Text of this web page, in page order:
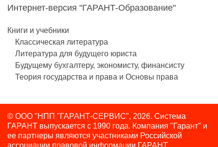
Интернет-версия "ГАРАНТ-Образование"
Книги и учебники
Классическая литература
Литература для будущего юриста
Будущему бухгалтеру, экономисту, финансисту
Теория государства и права и Основы права
© ООО "НПП "ГАРАНТ-СЕРВИС", 2026. Система
ГАРАНТ выпускается с 1990 года. Компания "Гарант" и
ее партнеры являются участниками Российской